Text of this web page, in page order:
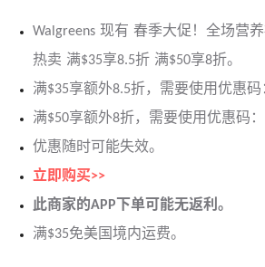
Walgreens 现有 春季大促！全场营
热卖 满$35享8.5折 满$50享8折。
满$35享额外8.5折，需要使用优惠码
满$50享额外8折，需要使用优惠码：
优惠随时可能失效。
立即购买>>
此商家的APP下单可能无返利。
满$35免美国境内运费。